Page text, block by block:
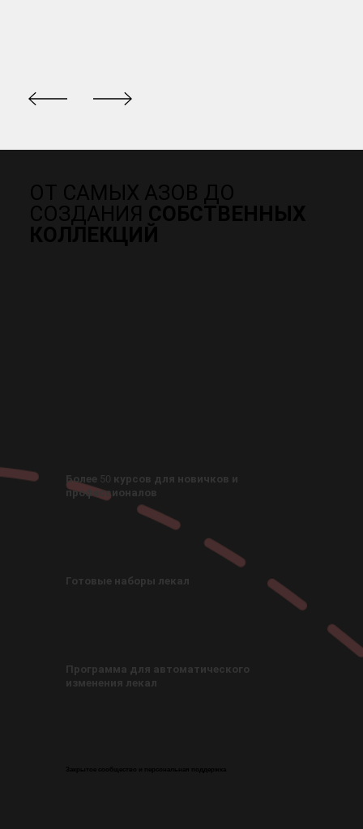
ОТ САМЫХ АЗОВ ДО
СОЗДАНИЯ СОБСТВЕННЫХ
КОЛЛЕКЦИЙ
Более 50 курсов для новичков и
профессионалов
Готовые наборы лекал
Программа для автоматического
изменения лекал
Закрытое сообщество и персональная поддержка